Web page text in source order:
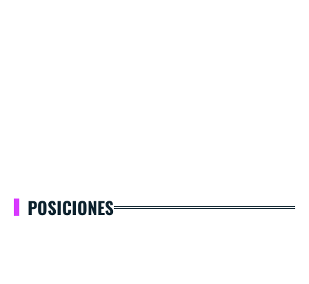
POSICIONES